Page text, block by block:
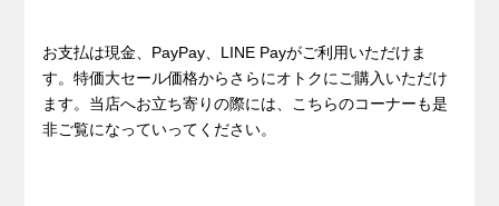
お支払は現金、PayPay、LINE Payがご利用いただけま
す。特価大セール価格からさらにオトクにご購入いただけ
ます。当店へお立ち寄りの際には、こちらのコーナーも是
非ご覧になっていってください。